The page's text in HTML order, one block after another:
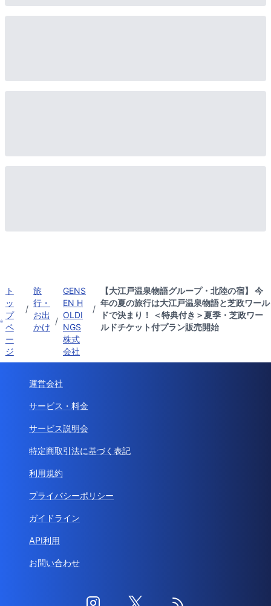
ト
ッ
プ
ペ
ー
ジ
/
旅
行・
お出
かけ
/
GENS
EN H
OLDI
NGS
株式
会社
/
【大江戸温泉物語グループ・北陸の宿】 今
年の夏の旅行は大江戸温泉物語と芝政ワール
ドで決まり！ ＜特典付き＞夏季・芝政ワー
ルドチケット付プラン販売開始
運営会社
サービス・料金
サービス説明会
特定商取引法に基づく表記
利用規約
プライバシーポリシー
ガイドライン
API利用
お問い合わせ